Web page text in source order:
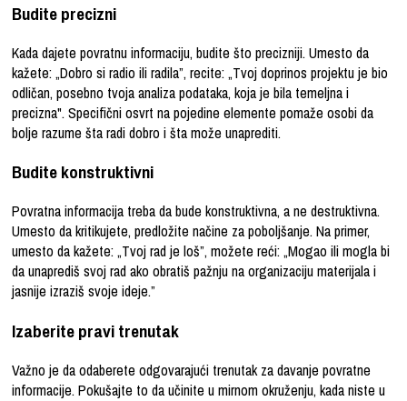
Budite precizni
Kada dajete povratnu informaciju, budite što precizniji. Umesto da
kažete: „Dobro si radio ili radila”, recite: „Tvoj doprinos projektu je bio
odličan, posebno tvoja analiza podataka, koja je bila temeljna i
precizna". Specifični osvrt na pojedine elemente pomaže osobi da
bolje razume šta radi dobro i šta može unaprediti.
Budite konstruktivni
Povratna informacija treba da bude konstruktivna, a ne destruktivna.
Umesto da kritikujete, predložite načine za poboljšanje. Na primer,
umesto da kažete: „Tvoj rad je loš”, možete reći: „Mogao ili mogla bi
da unaprediš svoj rad ako obratiš pažnju na organizaciju materijala i
jasnije izraziš svoje ideje.”
Izaberite pravi trenutak
Važno je da odaberete odgovarajući trenutak za davanje povratne
informacije. Pokušajte to da učinite u mirnom okruženju, kada niste u